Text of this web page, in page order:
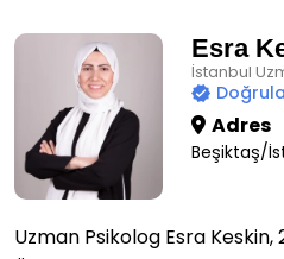
Esra
İstanbul
Adres
Beşiktaş/
Uzman Psikolog Esra Keskin,